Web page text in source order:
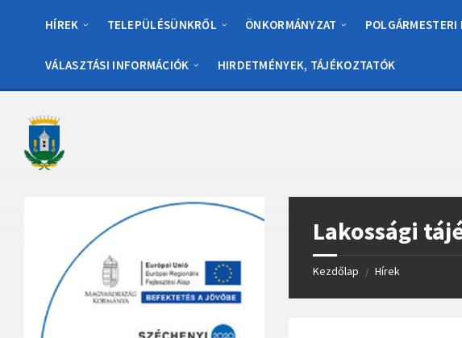
HÍREK TELEPÜLÉSÜNKRŐL ÖNKORMÁNYZAT POLGÁRMESTERI
VÁLASZTÁSI INFORMÁCIÓK HIRDETMÉNYEK, TÁJÉKOZTATÓK
Lakossági
Kezdőlap / Hírek